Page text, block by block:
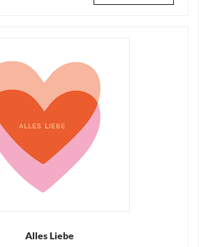
Alles Liebe